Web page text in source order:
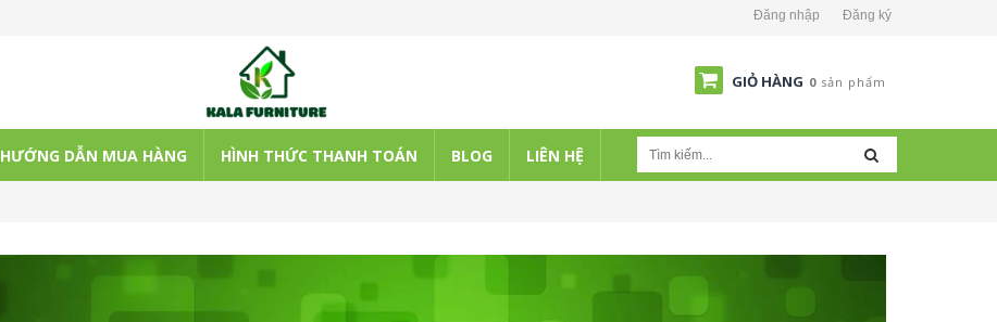
Đăng nhập Đăng ký
GIỎ HÀNG 0 sản phẩm
HƯỚNG DẪN MUA HÀNG HÌNH THỨC THANH TOÁN BLOG LIÊN HỆ